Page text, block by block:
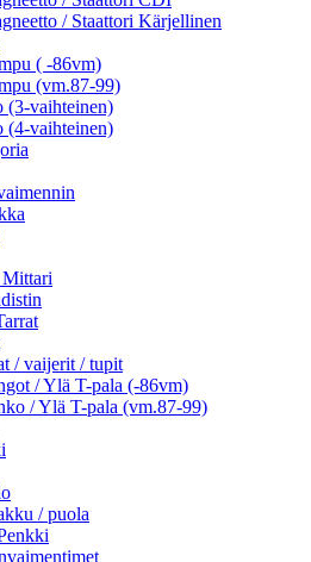
/ Staattori Kärjellinen
( -86vm)
(vm.87-99)
(3-vaihteinen)
(4-vaihteinen)
/ vaijerit / tupit
/ Ylä T-pala (-86vm)
/ Ylä T-pala (vm.87-99)
/ puola